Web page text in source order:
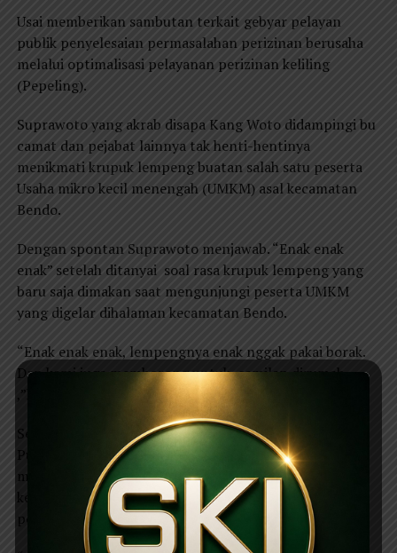
Usai memberikan sambutan terkait gebyar pelayan
publik penyelesaian permasalahan perizinan berusaha
melalui optimalisasi pelayanan perizinan keliling
(Pepeling).
Suprawoto yang akrab disapa Kang Woto didampingi bu
camat dan pejabat lainnya tak henti-hentinya
menikmati krupuk lempeng buatan salah satu peserta
Usaha mikro kecil menengah (UMKM) asal kecamatan
Bendo.
Dengan spontan Suprawoto menjawab. “Enak enak
enak” setelah ditanyai soal rasa krupuk lempeng yang
baru saja dimakan saat mengunjungi peserta UMKM
yang digelar dihalaman kecamatan Bendo.
“Enak enak enak, lempengnya enak nggak pakai borak.
Dan kami juga memborong untuk camilan dirumah
,”kata Suprawoto.
Sementara itu, kehadirannya diacara gebyar Pelayanan
Publik di pendopo Kecamatan Bendo Suprawoto
menyampaikan terima kasih kepada UMKM di wilayah
kecamatan Bendo, sebab mereka sudah melakukan
penjualan secara online.